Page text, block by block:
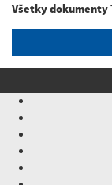
Všetky dokumenty